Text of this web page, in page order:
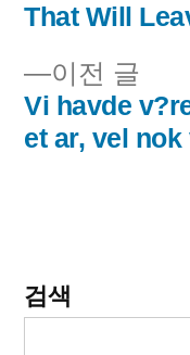
내
비
게
이전 글
전
글:
Vi havde
et ar, vel
That Will
검색